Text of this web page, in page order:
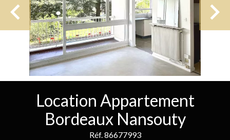
Location Appartement
Bordeaux Nansouty
Réf. 86677993